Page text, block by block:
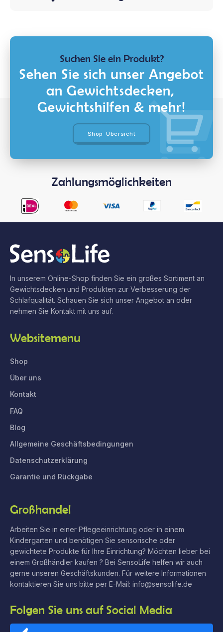
Suchen Sie ein Produkt?
Sehen Sie sich unser Angebot
an Gewichtsdecken,
Gewichtshilfen & mehr!
Shop-Übersicht
Zahlungsmöglichkeiten
In unserem Online-Shop finden Sie ein großes Sortiment an
Gewichtsdecken und Produkten zur Verbesserung der
Schlafqualität. Schauen Sie sich unser Angebot an oder
nehmen Sie Kontakt mit uns auf.
Websitemenu
Shop
Über uns
Kontakt
FAQ
Blog
Allgemeine Geschäftsbedingungen
Datenschutzerklärung
Garantie und Rückgabe
Großhandel
Arbeiten Sie in einer Pflegeeinrichtung oder in einem
Kindergarten und benötigen Sie sensorische oder
gewichtete Produkte für Ihre Einrichtung? Möchten lieber bei
einem Großhändler kaufen ? Bei SensoLife helfen wir auch
gerne unseren Geschäftskunden. Für weitere Informationen
kontaktieren Sie uns bitte per E-Mail: info@sensolife.de
Folgen Sie uns auf Social Media